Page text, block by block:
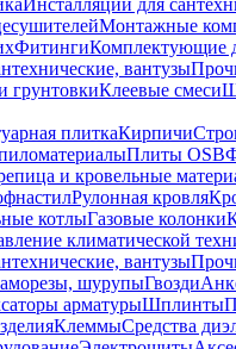
Инсталляции для
Монтажные
ФитингиКомплектующие
вантузы
грунтовкиКлеевые смеси
плиткаКирпичи
Плиты OSB
и кровельные
Рулонная кровля
котлыГазовые колонки
климатической
вантузы
шурупыГвозди
арматурыШплинты
КлеммыСредства